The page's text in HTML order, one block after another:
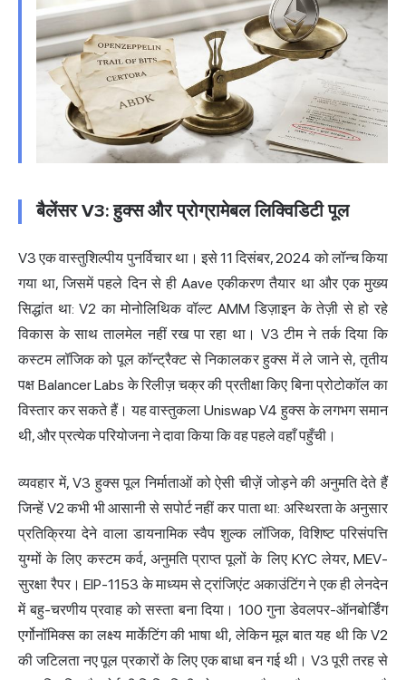
बैलेंसर V3: हुक्स और प्रोग्रामेबल लिक्विडिटी पूल
V3 एक वास्तुशिल्पीय पुनर्विचार था। इसे 11 दिसंबर, 2024 को लॉन्च किया
गया था, जिसमें पहले दिन से ही Aave एकीकरण तैयार था और एक मुख्य
सिद्धांत था: V2 का मोनोलिथिक वॉल्ट AMM डिज़ाइन के तेज़ी से हो रहे
विकास के साथ तालमेल नहीं रख पा रहा था। V3 टीम ने तर्क दिया कि
कस्टम लॉजिक को पूल कॉन्ट्रैक्ट से निकालकर हुक्स में ले जाने से, तृतीय
पक्ष Balancer Labs के रिलीज़ चक्र की प्रतीक्षा किए बिना प्रोटोकॉल का
विस्तार कर सकते हैं। यह वास्तुकला Uniswap V4 हुक्स के लगभग समान
थी, और प्रत्येक परियोजना ने दावा किया कि वह पहले वहाँ पहुँची।
व्यवहार में, V3 हुक्स पूल निर्माताओं को ऐसी चीज़ें जोड़ने की अनुमति देते हैं
जिन्हें V2 कभी भी आसानी से सपोर्ट नहीं कर पाता था: अस्थिरता के अनुसार
प्रतिक्रिया देने वाला डायनामिक स्वैप शुल्क लॉजिक, विशिष्ट परिसंपत्ति
युग्मों के लिए कस्टम कर्व, अनुमति प्राप्त पूलों के लिए KYC लेयर, MEV-
सुरक्षा रैपर। EIP-1153 के माध्यम से ट्रांजिएंट अकाउंटिंग ने एक ही लेनदेन
में बहु-चरणीय प्रवाह को सस्ता बना दिया। 100 गुना डेवलपर-ऑनबोर्डिंग
एर्गोनॉमिक्स का लक्ष्य मार्केटिंग की भाषा थी, लेकिन मूल बात यह थी कि V2
की जटिलता नए पूल प्रकारों के लिए एक बाधा बन गई थी। V3 पूरी तरह से